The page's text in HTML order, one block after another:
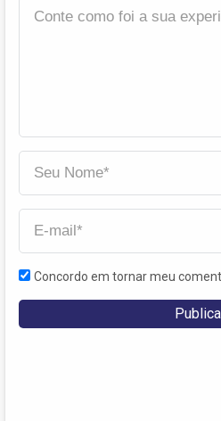
Concordo em tornar meu